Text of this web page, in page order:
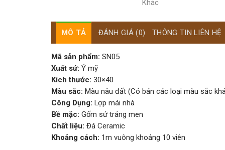
MÔ TẢ ĐÁNH GIÁ (0) THÔNG TIN LIÊN HỆ
Mã sản phẩm: SN05
Xuất sứ: Ý mỹ
Kích thước: 30×40
Màu sắc: Màu nâu đất (Có bán các loại màu sắc
Công Dụng: Lợp mái nhà
Bề mặc: Gốm sứ tráng men
Chất liệu: Đá Ceramic
Khoảng cách: 1m vuông khoảng 10 viên